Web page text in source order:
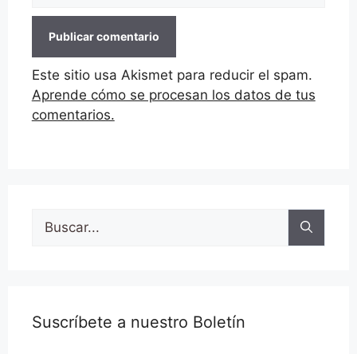
Este sitio usa Akismet para reducir el spam.
Aprende cómo se procesan los datos de tus
comentarios.
Buscar:
Suscríbete a nuestro Boletín